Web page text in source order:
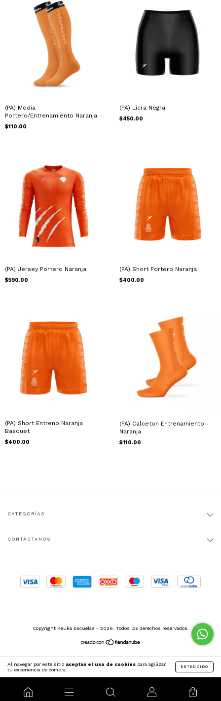
Al navegar por este sitio aceptas el uso de cookies para agilizar
tu experiencia de compra.
ENTENDIDO
0
(PA) Media
Portero/Entrenamiento Naranja
$110.00
(PA) Licra Negra
$450.00
(PA) Jersey Portero Naranja
$590.00
(PA) Short Portero Naranja
$400.00
(PA) Short Entreno Naranja
Basquet
$400.00
(PA) Calceton Entrenamiento
Naranja
$110.00
CATEGORÍAS
CONTÁCTANOS
Copyright Keuka Escuelas - 2026. Todos los derechos reservados.